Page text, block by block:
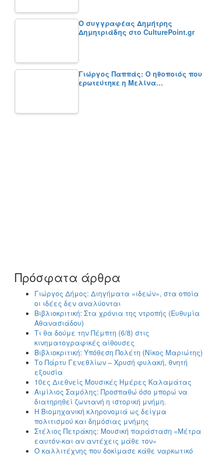
Ο συγγραφέας Δημήτρης
Δημητριάδης στο CulturePoint.gr
Γιώργος Παππάς: Ο ηθοποιός που
ερωτεύτηκε η Μελίνα…
Πρόσφατα άρθρα
Γιώργος Δήμος: Διηγήματα «ιδεών», στα οποία
οι ιδέες δεν αναλύονται
Βιβλιοκριτική: Στα χρόνια της ντροπής (Ευθυμία
Αθανασιάδου)
Τι θα δούμε την Πέμπτη (6/8) στις
κινηματογραφικές αίθουσες
Βιβλιοκριτική: Υπόθεση Πολέτη (Νίκος Μαριώτης)
Το Πάρτυ Γενεθλίων – Χρυσή φυλακή, θνητή
εξουσία
10ες Διεθνείς Μουσικές Ημέρες Καλαμάτας
Αιμίλιος Σαμόλης: Προσπαθώ όσο μπορώ να
διατηρηθεί ζωντανή η ιστορική μνήμη.
Η Βιομηχανική κληρονομιά ως δείγμα
πολιτισμού και δημόσιας μνήμης
Στέλιος Πετράκης: Μουσική παράσταση «Μέτρα
εαυτόν-και αν αντέχεις μάθε τον»
Ο καλλιτέχνης που δοκίμασε κάθε ναρκωτικό